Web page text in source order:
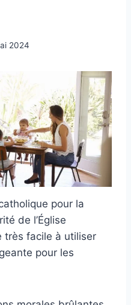
2024
pour la
de l’Église
très facile à utiliser
pour les